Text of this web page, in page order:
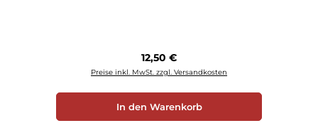
Regulärer Preis:
12,50 €
Preise inkl. MwSt. zzgl. Versandkosten
In den Warenkorb